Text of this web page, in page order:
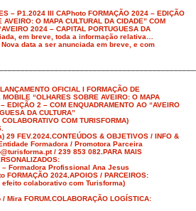
– P1.2024 III CAPhoto FORMAÇÃO 2024 – EDIÇÃO
O MAPA CULTURAL DA CIDADE” COM
2024 – CAPITAL PORTUGUESA DA
em breve, toda a informação relativa…
Nova data a ser anunciada em breve, e com
OFICIAL I FORMAÇÃO DE
“OLHARES SOBRE AVEIRO: O MAPA
EDIÇÃO 2 – COM ENQUADRAMENTO AO “AVEIRO
DA CULTURA”
COM TURISFORMA)
29 FEV.2024 CONTEÚDOS & OBJETIVOS / INFO &
Formadora / Promotora Parceira
/ 239 853 082 PARA MAIS
Formadora Profissional Ana Jesus
FORMAÇÃO 2024 APOIOS / PARCEIROS:
colaborativo com Turisforma)
Mira FORUM COLABORAÇÃO LOGÍSTICA: